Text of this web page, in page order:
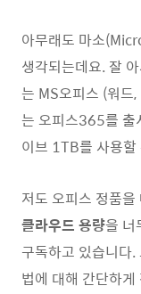
아무래도 마소
생각되는데요. 잘
는 MS오피스 (워드
는 오피스365를 출
이브 1TB를 사용할
저도 오피스 정품
클라우드 용량을 너
구독하고 있습니다.
법에 대해 간단하